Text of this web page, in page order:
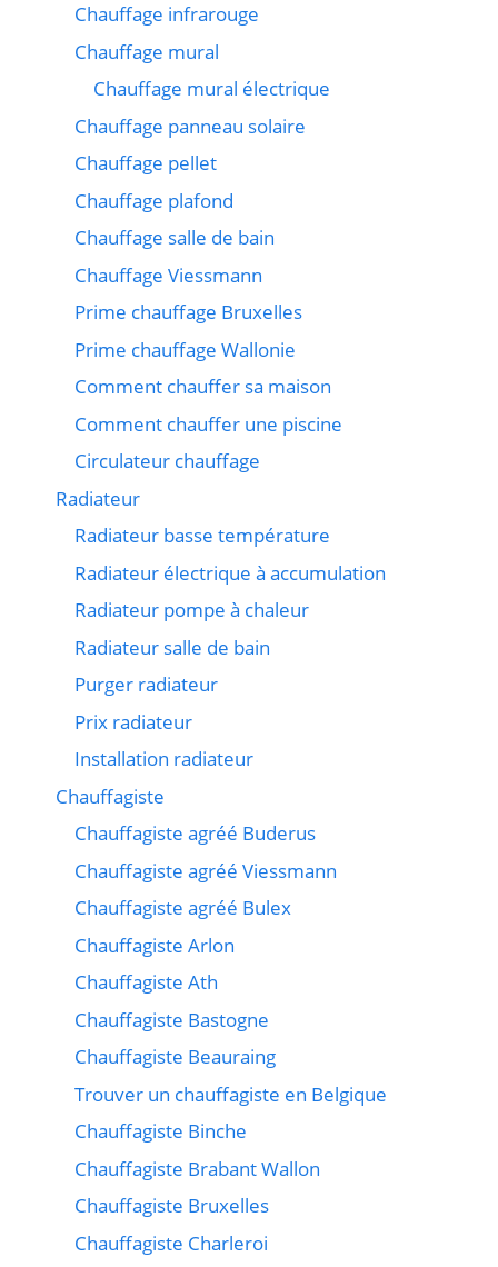
Chauffage infrarouge
Chauffage mural
Chauffage mural électrique
Chauffage panneau solaire
Chauffage pellet
Chauffage plafond
Chauffage salle de bain
Chauffage Viessmann
Prime chauffage Bruxelles
Prime chauffage Wallonie
Comment chauffer sa maison
Comment chauffer une piscine
Circulateur chauffage
Radiateur
Radiateur basse température
Radiateur électrique à accumulation
Radiateur pompe à chaleur
Radiateur salle de bain
Purger radiateur
Prix radiateur
Installation radiateur
Chauffagiste
Chauffagiste agréé Buderus
Chauffagiste agréé Viessmann
Chauffagiste agréé Bulex
Chauffagiste Arlon
Chauffagiste Ath
Chauffagiste Bastogne
Chauffagiste Beauraing
Trouver un chauffagiste en Belgique
Chauffagiste Binche
Chauffagiste Brabant Wallon
Chauffagiste Bruxelles
Chauffagiste Charleroi